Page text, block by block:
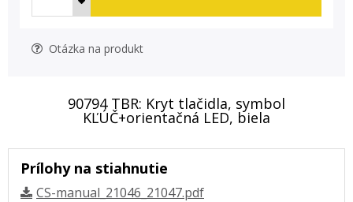
Otázka na produkt
90794 TBR: Kryt tlačidla, symbol
KĽÚČ+orientačná LED, biela
Prílohy na stiahnutie
CS-manual_21046_21047.pdf